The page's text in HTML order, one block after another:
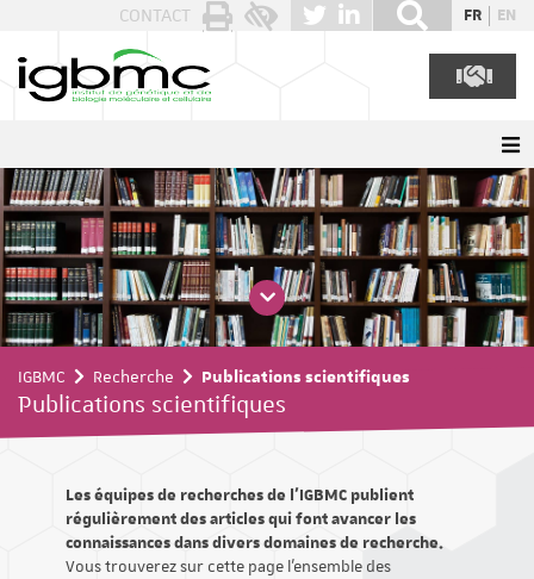
CONTACT FR EN
IGBMC Recherche Publications scientifiques
Publications scientifiques
Les équipes de recherches de l'IGBMC publient
régulièrement des articles qui font avancer les
connaissances dans divers domaines de recherche.
Vous trouverez sur cette page l'ensemble des
Panneau de gestion des cookies